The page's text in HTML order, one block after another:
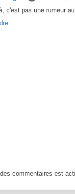
c'est pas une rumeur
commentaires est